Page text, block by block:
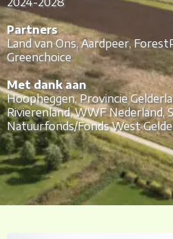
Partners
Land van Ons, Aardpeer,
Greenchoice
Met dank aan
Hoopheggen, Provincie
Rivierenland, WWF Nederland,
Natuurfonds/Fonds West